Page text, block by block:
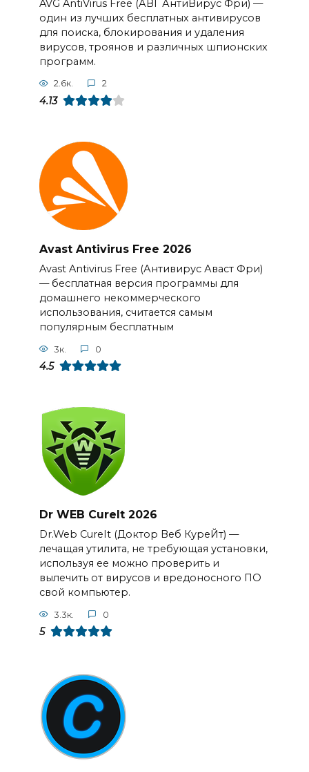
AVG AntiVirus Free (АВГ АнтиВирус Фри) —
один из лучших бесплатных антивирусов
для поиска, блокирования и удаления
вирусов, троянов и различных шпионских
программ.
2.6к. 2
4.13
Avast Antivirus Free 2026
Avast Antivirus Free (Антивирус Аваст Фри)
— бесплатная версия программы для
домашнего некоммерческого
использования, считается самым
популярным бесплатным
3к. 0
4.5
Dr WEB CureIt 2026
Dr.Web CureIt (Доктор Веб КуреЙт) —
лечащая утилита, не требующая установки,
используя ее можно проверить и
вылечить от вирусов и вредоносного ПО
свой компьютер.
3.3к. 0
5